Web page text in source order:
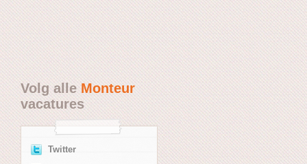
Volg alleMonteur
vacatures
Twitter